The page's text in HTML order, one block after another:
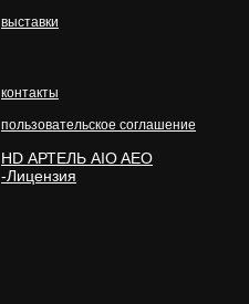
выставки
контакты
пользовательское соглашение
HD АРТЕЛЬ AIO AEO
-Лицензия